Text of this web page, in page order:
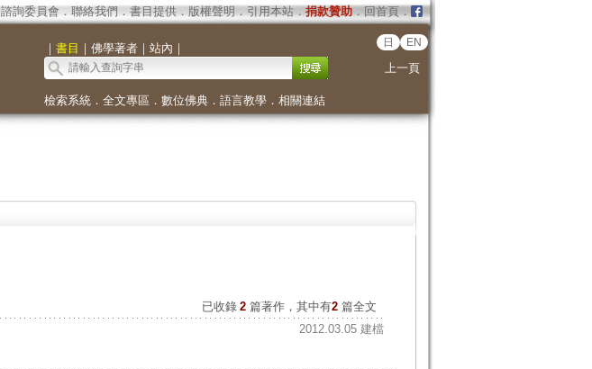
諮詢委員會． 聯絡我們 ． 書目提供． 版權聲明 ． 引用本站． 捐款贊助．回首頁．
｜ 書目 ｜ 佛學著者｜ 站內 ｜ 日 EN
上一頁
檢索系統． 全文專區 ． 數位佛典． 語言教學． 相關連結
已收錄 2 篇著作，其中有2篇全文
2012.03.05 建檔